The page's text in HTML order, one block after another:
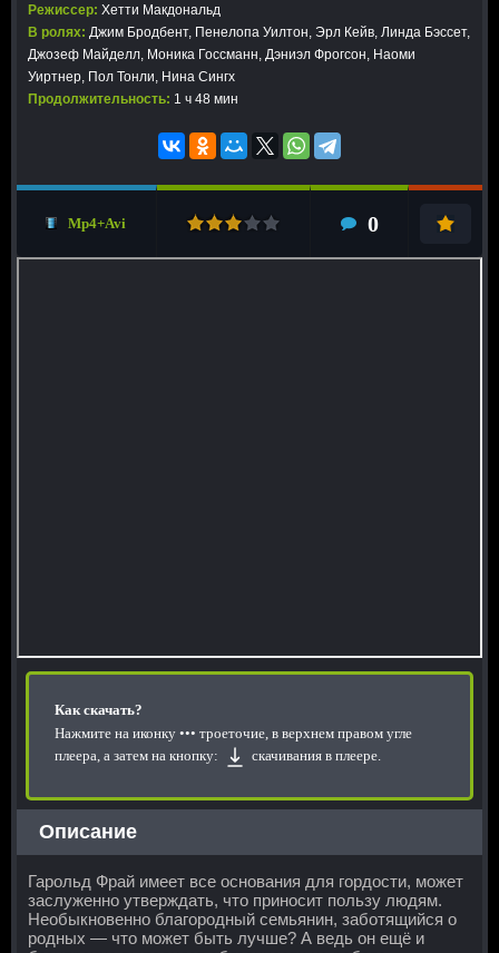
Режиссер: Хетти Макдональд
В ролях: Джим Бродбент, Пенелопа Уилтон, Эрл Кейв, Линда Бэссет,
Джозеф Майделл, Моника Госсманн, Дэниэл Фрогсон, Наоми
Уиртнер, Пол Тонли, Нина Сингх
Продолжительность: 1 ч 48 мин
Mp4+Avi 0
Как скачать?
Нажмите на иконку ••• троеточие, в верхнем правом угле
плеера, а затем на кнопку:
скачивания в плеере.
Описание
Гарольд Фрай имеет все основания для гордости, может
заслуженно утверждать, что приносит пользу людям.
Необыкновенно благородный семьянин, заботящийся о
родных — что может быть лучше? А ведь он ещё и